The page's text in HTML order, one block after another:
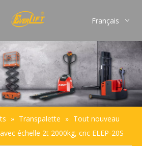
Français
Pусский
Español
Português
» Transpalette » Tout nouveau
échelle 2t 2000kg, cric ELEP-20S